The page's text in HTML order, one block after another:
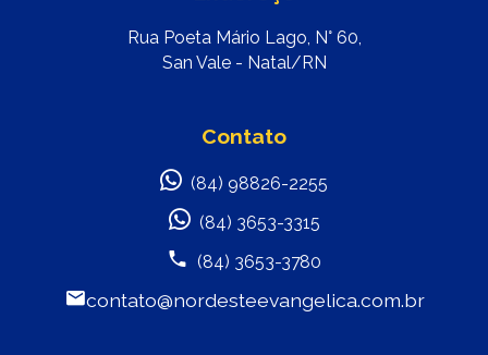
Rua Poeta Mário Lago, N° 60,
San Vale - Natal/RN
Contato
(84) 98826-2255
(84) 3653-3315
(84) 3653-3780
contato@nordesteevangelica.com.br